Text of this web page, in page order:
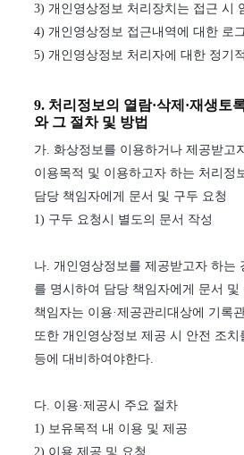
3) 개인영상정보 처리장치는 접근 시
4) 개인영상정보 접근내역에 대한 로
5) 개인영상정보 처리자에 대한 정기
9. 처리정보의 열람·삭제·재생토
와 그 절차 및 방법
가. 화상정보를 이용하거나 제공받고
이용목적 및 이용하고자 하는 처리정
담당 책임자에게 문서 및 구두 요청
1) 구두 요청시 별도의 문서 작성
나. 개인영상정보를 제공받고자 하는
를 명시하여 담당 책임자에게 문서
책임자는 이용·제공관리대상에 기록
또한 개인영상정보 제공 시 안전 조치
등에 대비하여야한다.
다. 이용·제공시 주요 절차
1) 보유목적 내 이용 및 제공
2) 이용 제공 및 요청